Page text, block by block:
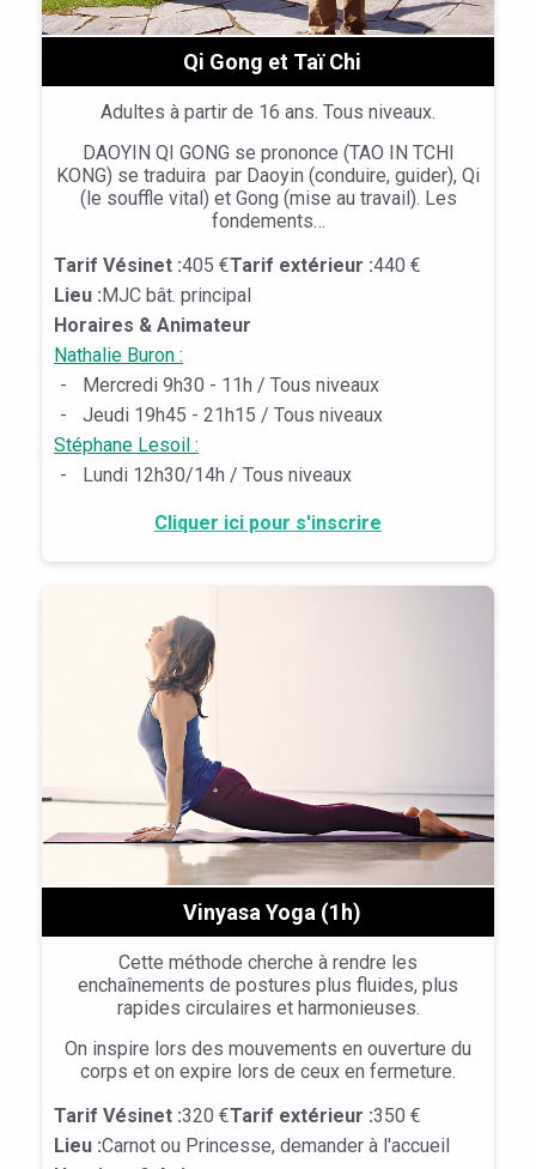
Qi Gong et Taï Chi
Adultes à partir de 16 ans. Tous niveaux.
DAOYIN QI GONG se prononce (TAO IN TCHI
KONG) se traduira par Daoyin (conduire, guider), Qi
(le souffle vital) et Gong (mise au travail). Les
fondements…
Tarif Vésinet :405 €Tarif extérieur :440 €
Lieu :MJC bât. principal
Horaires & Animateur
Nathalie Buron :
-
Mercredi 9h30 - 11h / Tous niveaux
-
Jeudi 19h45 - 21h15 / Tous niveaux
Stéphane Lesoil :
-
Lundi 12h30/14h / Tous niveaux
Cliquer ici pour s'inscrire
Vinyasa Yoga (1h)
Cette méthode cherche à rendre les
enchaînements de postures plus fluides, plus
rapides circulaires et harmonieuses.
On inspire lors des mouvements en ouverture du
corps et on expire lors de ceux en fermeture.
Tarif Vésinet :320 €Tarif extérieur :350 €
Lieu :Carnot ou Princesse, demander à l'accueil